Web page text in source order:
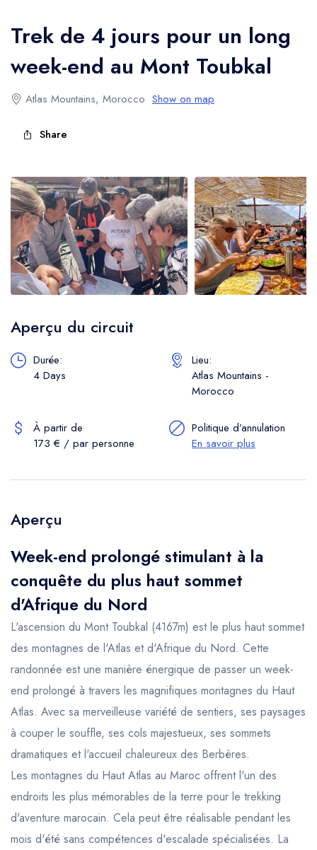
Trek de 4 jours pour un long
week-end au Mont Toubkal
Atlas Mountains, Morocco Show on map
Share
Aperçu du circuit
Durée:
4 Days
Lieu:
Atlas Mountains -
Morocco
À partir de
173 € / par personne
Politique d’annulation
En savoir plus
Aperçu
Week-end prolongé stimulant à la
conquête du plus haut sommet
d'Afrique du Nord
L'ascension du Mont Toubkal (4167m) est le plus haut sommet
des montagnes de l'Atlas et d'Afrique du Nord. Cette
randonnée est une manière énergique de passer un week-
end prolongé à travers les magnifiques montagnes du Haut
Atlas. Avec sa merveilleuse variété de sentiers, ses paysages
à couper le souffle, ses cols majestueux, ses sommets
dramatiques et l'accueil chaleureux des Berbères.
Les montagnes du Haut Atlas au Maroc offrent l'un des
endroits les plus mémorables de la terre pour le trekking
d'aventure marocain. Cela peut être réalisable pendant les
mois d'été sans compétences d'escalade spécialisées. La